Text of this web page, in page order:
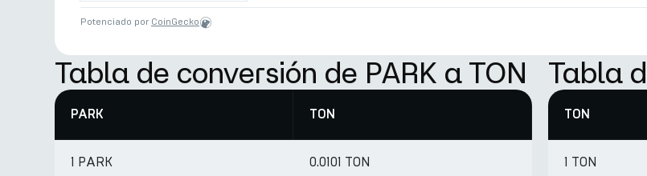
Potenciado por CoinGecko
Tabla de conversión de PARK a TON
PARK TON
1 PARK 0.0101 TON
Tabla
TON
1 TON